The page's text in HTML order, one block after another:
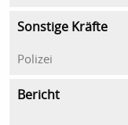
Sonstige Kräfte
Polizei
Bericht